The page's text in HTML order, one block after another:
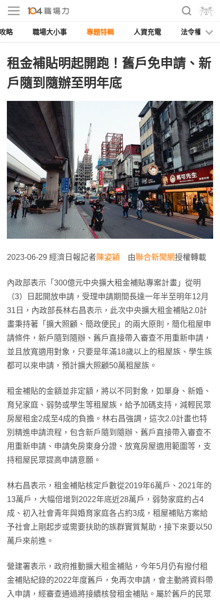
略 職場大小事 專題特輯 人資充電 法令權益
租金補貼明起開跑！舊戶免申請、新
戶隨到隨辦至明年底
2023-06-29 經濟日報記者陳姿穎 由聯合新聞網授權轉載
內政部表示「300億元中央擴大租金補貼專案計畫」從明
（3）日起開放申請，受理申請期間長達一年半至明年12月
31日，內政部長林右昌表示，此次中央擴大租金補貼2.0計
畫秉持著「擴大照顧、簡政便民」的兩大原則，簡化租屋申
請條件，新戶隨到隨辦、舊戶直接帶入審查不用重新申請，
並且放寬適用對象，只要是年滿18歲以上的租屋族、學生族
都可以來申請，預計擴大照顧50萬租屋族。
租金補貼的金額並非定額，將以不同對象，如單身、新婚、
育兒家庭、弱勢或學生等租屋族，給予加碼支持，減輕民眾
房屋租金2成至4成的負擔。林右昌強調，這次2.0計畫也特
別精進申請流程，包含新戶隨到隨辦、舊戶直接帶入審查不
用重新申請、申請免房東身分證、放寬房屋適用範圍等，支
持租屋民眾提高申請意願。
林右昌表示，租金補貼核定戶數從2019年6萬戶、2021年的
13萬戶，大幅倍增到2022年底近28萬戶，弱勢家庭約占4
成、初入社會青年與婚育家庭各占約3成，租屋補貼方案給
予社會上剛起步或需要扶助的族群實質幫助，接下來要以50
萬戶來前進。
營建署表示，政府推動擴大租金補貼，今年5月仍有撥付租
金補貼紀錄的2022年度舊戶，免再次申請，會主動將資料帶
入申請，經審查通過將接續核發租金補貼。屬於舊戶的民眾